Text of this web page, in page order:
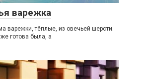
варежка
варежки, тёплые, из овечьей шерсти.
готова была, а